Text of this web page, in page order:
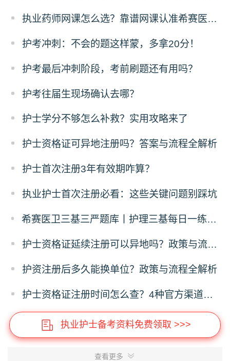
执业药师网课怎么选？靠谱网课认准希赛医卫题库！
护考冲刺：不会的题这样蒙，多拿20分！
护考最后冲刺阶段，考前刷题还有用吗？
​护考往届生现场确认去哪？
护士学分不够怎么补救？实用攻略来了
护士资格证可异地注册吗？答案与流程全解析
护士首次注册3年有效期咋算？
执业护士首次注册必看：这些关键问题别踩坑
希赛医卫三基三严题库丨护理三基每日一练（12月24日）
护士资格证延续注册可以异地吗？政策与流程全解析
护资注册后多久能换单位？政策与流程全解析
护士资格证注册时间怎么查？4种官方渠道全指南
执业护士备考资料免费领取 >>>
查看更多